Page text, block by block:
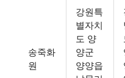
송죽화
원
강원특
별자치
도 양
양군
양양읍